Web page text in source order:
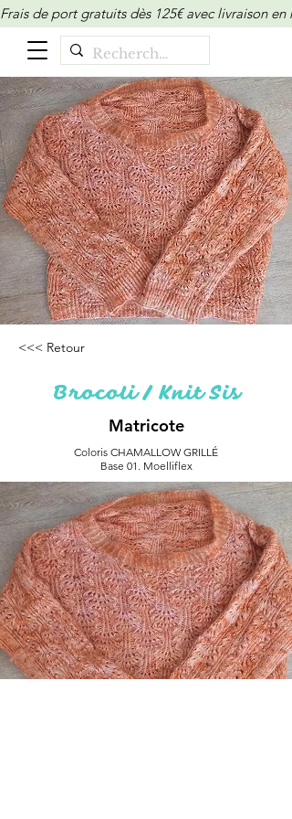
Frais de port gratuits dès 125€ avec livraison
<<< Retour
Brocoli / Knit Sis
Matricote
Coloris CHAMALLOW GRILLÉ
Base 01. Moelliflex